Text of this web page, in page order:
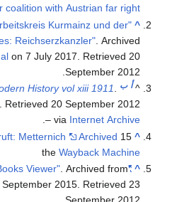
coalition with Austrian far right"
^
Kurmainz und der
Reichserzkanzler" . Archived
on 7 July 2017 . Retrieved 20
September 2012
.
^أ ب History vol xiii 1911.
. Retrieved20 September 2012
– via Internet Archive
.
^
Metternich Archived
theWayback Machine
^
"Austria Forum Web Books Viewer"
. Archived from
2015 . Retrieved 23